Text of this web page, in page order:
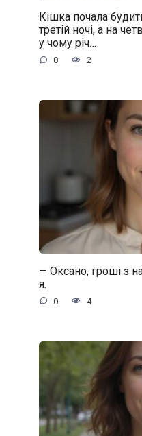
Кішка почала
третій ночі, а на
у чому річ…
0 2
— Оксано, гроші з
я.
0 4